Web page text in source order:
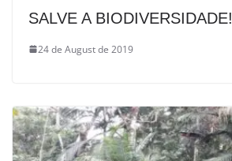
SALVE A BIODIVERSIDADE!
24 de August de 2019